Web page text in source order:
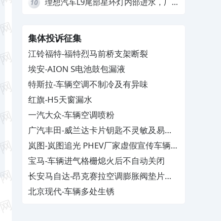
10
集体投诉征集
江铃福特-福特烈马前桥支架断裂
埃安-AION S电池鼓包漏液
特斯拉-车辆空调不制冷及有异味
红旗-H5天窗漏水
一汽大众-车辆空调喷粉
广汽丰田-威兰达卡片钥匙不灵敏及易消
磁
岚图-岚图追光 PHEV厂家虚假宣传车辆配
置与功能
宝马-车辆进气格栅熄火后不自动关闭
长安马自达-昂克赛拉空调膨胀阀垫片生
锈
北京现代-车辆多处生锈